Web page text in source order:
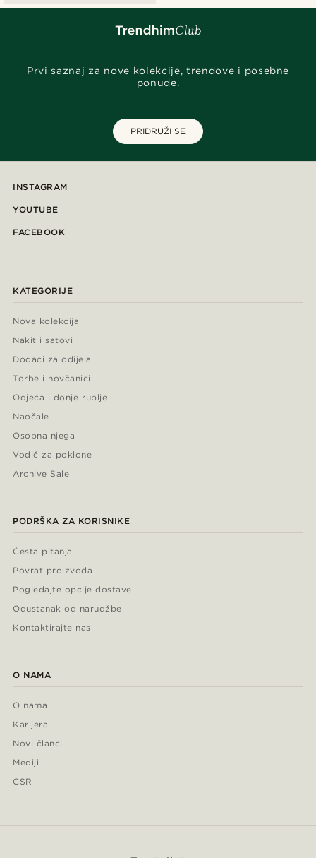
Prvi saznaj za nove kolekcije, trendove i posebne
ponude.
PRIDRUŽI SE
INSTAGRAM
YOUTUBE
FACEBOOK
KATEGORIJE
Nova kolekcija
Nakit i satovi
Dodaci za odijela
Torbe i novčanici
Odjeća i donje rublje
Naočale
Osobna njega
Vodič za poklone
Archive Sale
PODRŠKA ZA KORISNIKE
Česta pitanja
Povrat proizvoda
Pogledajte opcije dostave
Odustanak od narudžbe
Kontaktirajte nas
O NAMA
O nama
Karijera
Novi članci
Mediji
CSR